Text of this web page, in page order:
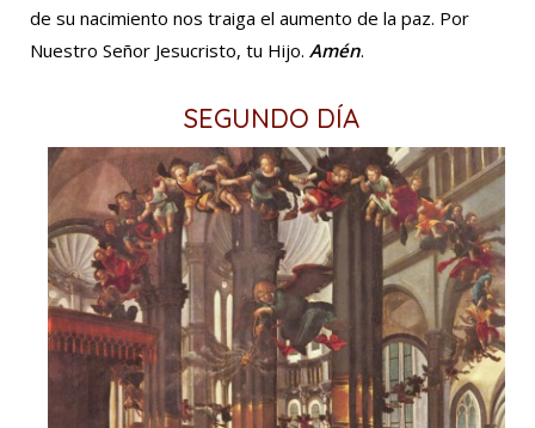
de su nacimiento nos traiga el aumento de la paz. Por
Nuestro Señor Jesucristo, tu Hijo. Amén.
SEGUNDO DÍA